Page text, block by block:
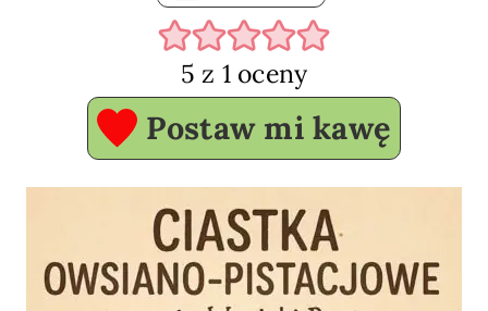
5 z 1 oceny
Postaw mi kawę